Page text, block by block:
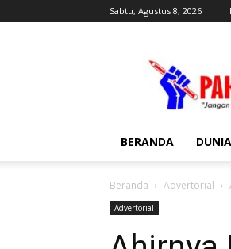
Sabtu, Agustus 8, 2026
BERANDA DUNIA
Beranda Advertorial
Advertorial